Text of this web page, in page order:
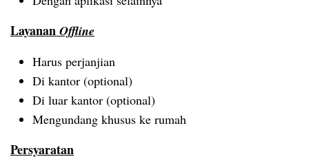
Layanan Offline
Harus perjanjian
Di kantor (optional)
Di luar kantor (optional)
Mengundang khusus ke rumah
Persyaratan